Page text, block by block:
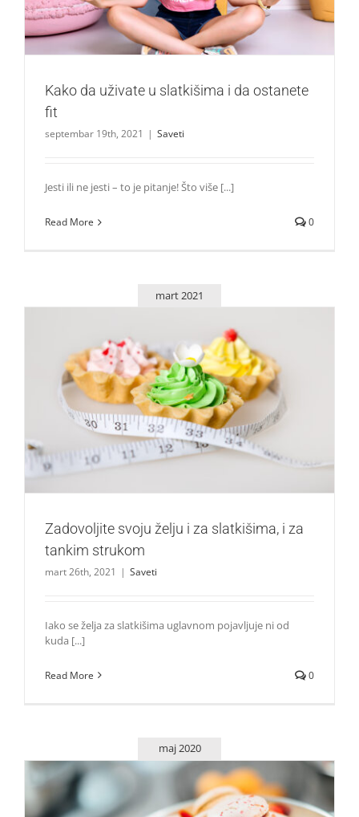
Kako da uživate u slatkišima i da ostanete
fit
septembar 19th, 2021 | Saveti
Jesti ili ne jesti – to je pitanje! Što više [...]
Read More 0
mart 2021
Zadovoljite svoju želju i za slatkišima, i za tankim strukom
Saveti
Zadovoljite svoju želju i za slatkišima, i za
tankim strukom
mart 26th, 2021 | Saveti
Iako se želja za slatkišima uglavnom pojavljuje ni od
kuda [...]
Read More 0
maj 2020